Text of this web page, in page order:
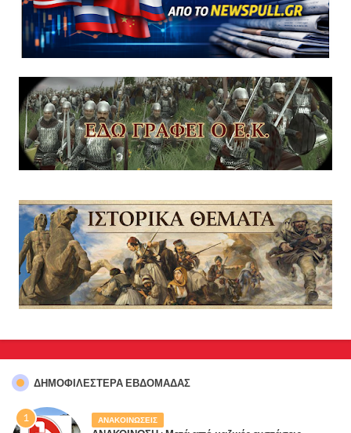
ΔΗΜΟΦΙΛΈΣΤΕΡΑ ΕΒΔΟΜΆΔΑΣ
ΑΝΑΚΟΙΝΩΣΕΙΣ